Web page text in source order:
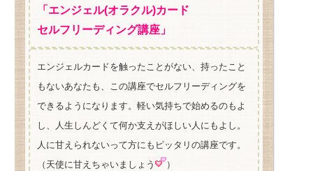
「エンジェル(オラクル)カード
セルフリーディング講座」
エンジェルカードを触ったことがない、持ったこと
もないあなたも、この講座でセルフリーディングを
できるようになります。軽い気持ちで始めるのもよ
し、人生しんどくて何か支えがほしい人にもよし。
人に甘えられないって方にもピッタリの講座です。
（天使に甘えちゃいましょう
）